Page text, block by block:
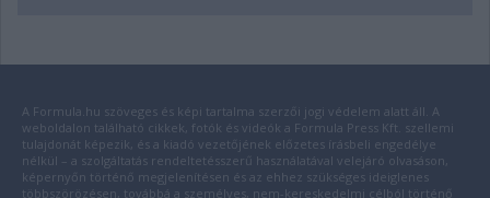
A Formula.hu szöveges és képi tartalma szerzői jogi védelem alatt áll. A
weboldalon található cikkek, fotók és videók a Formula Press Kft. szellemi
tulajdonát képezik, és a kiadó vezetőjének előzetes írásbeli engedélye
nélkül – a szolgáltatás rendeltetésszerű használatával velejáró olvasáson,
képernyőn történő megjelenítésen és az ehhez szükséges ideiglenes
többszörözésen, továbbá a személyes, nem-kereskedelmi célból történő